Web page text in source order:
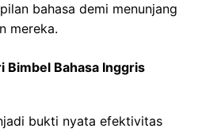
bahasa demi menunjang
mereka.
Bimbel Bahasa Inggris
bukti nyata efektivitas